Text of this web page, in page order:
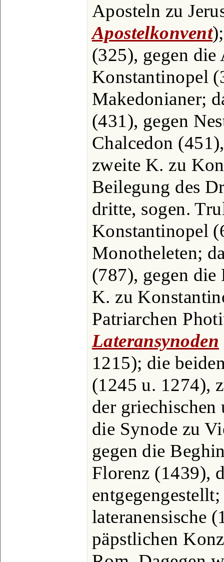
Aposteln zu
Apostelkonvent
(325), gegen die
Konstantinopel
Makedonianer;
(431), gegen
Chalcedon
zweite K. zu
Beilegung des
dritte, sogen.
Konstantinopel
Monotheleten;
(787), gegen
K. zu
Patriarchen
Lateransynoden
1215); die
(1245 u. 1274),
der
die Synode zu
gegen die
Florenz (1439),
lateranensische
päpstlichen